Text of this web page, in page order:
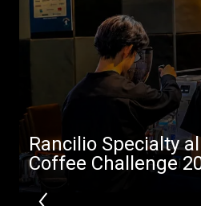
Rancilio Specialty
Coffee Challenge
Prodotti
Download
Altro